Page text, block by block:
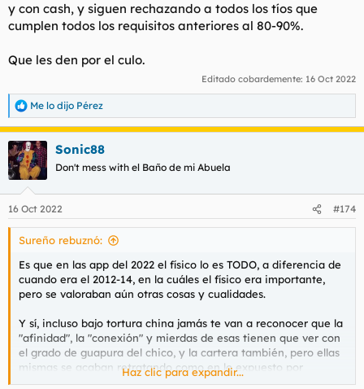
y con cash, y siguen rechazando a todos los tíos que
cumplen todos los requisitos anteriores al 80-90%.
Que les den por el culo.
Editado cobardemente: 16 Oct 2022
R
e
a
c
c
i
e
s
Me lo dijo Pérez
Sonic88
Don't mess with el Baño de mi Abuela
16 Oct 2022 #174
Sureño rebuznó:
Es que en las app del 2022 el físico lo es TODO, a diferencia de
cuando era el 2012-14, en la cuáles el físico era importante,
pero se valoraban aún otras cosas y cualidades.
Y sí, incluso bajo tortura china jamás te van a reconocer que la
"afinidad", la "conexión" y mierdas de esas tienen que ver con
el grado de guapura del chico, y la cartera también, pero ellas
mismas se acaban retratando como en lo expuesto por
@emperorx, en donde prefieren quedarse con el guaperas en
Haz clic para expandir...